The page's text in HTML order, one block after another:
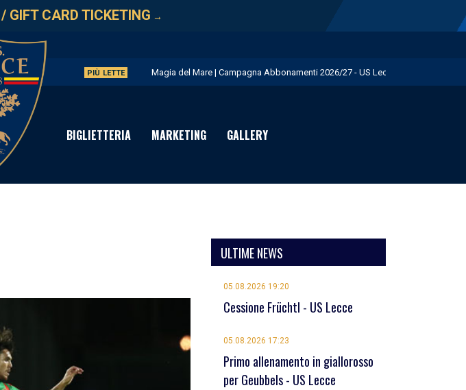
/ GIFT CARD TICKETING →
PIÙ LETTE Magia del Mare | Campagna Abbonamenti 2026/27 - US Lecce
Visita istituzionale al Via del Mare - US Lecce
Cessione Burnete - US Lecce
BIGLIETTERIA MARKETING GALLERY
ULTIME NEWS
05.08.2026 19:20
Cessione Früchtl - US Lecce
05.08.2026 17:23
Primo allenamento in giallorosso
per Geubbels - US Lecce